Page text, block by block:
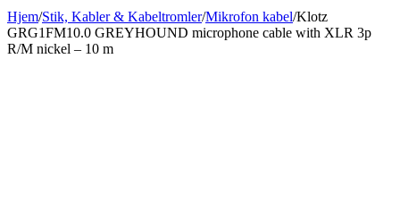
Hjem/Stik, Kabler & Kabeltromler/Mikrofon kabel/Klotz
GRG1FM10.0 GREYHOUND microphone cable with XLR 3p
R/M nickel – 10 m